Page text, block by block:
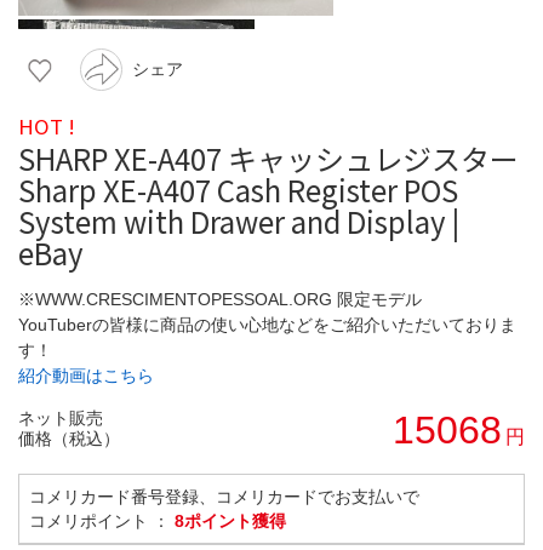
シェア
HOT !
SHARP XE-A407 キャッシュレジスター
Sharp XE-A407 Cash Register POS
System with Drawer and Display |
eBay
※WWW.CRESCIMENTOPESSOAL.ORG 限定モデル
YouTuberの皆様に商品の使い心地などをご紹介いただいておりま
す！
紹介動画はこちら
ネット販売
価格（税込）
15068 円
コメリカード番号登録、コメリカードでお支払いで
コメリポイント ： 8ポイント獲得